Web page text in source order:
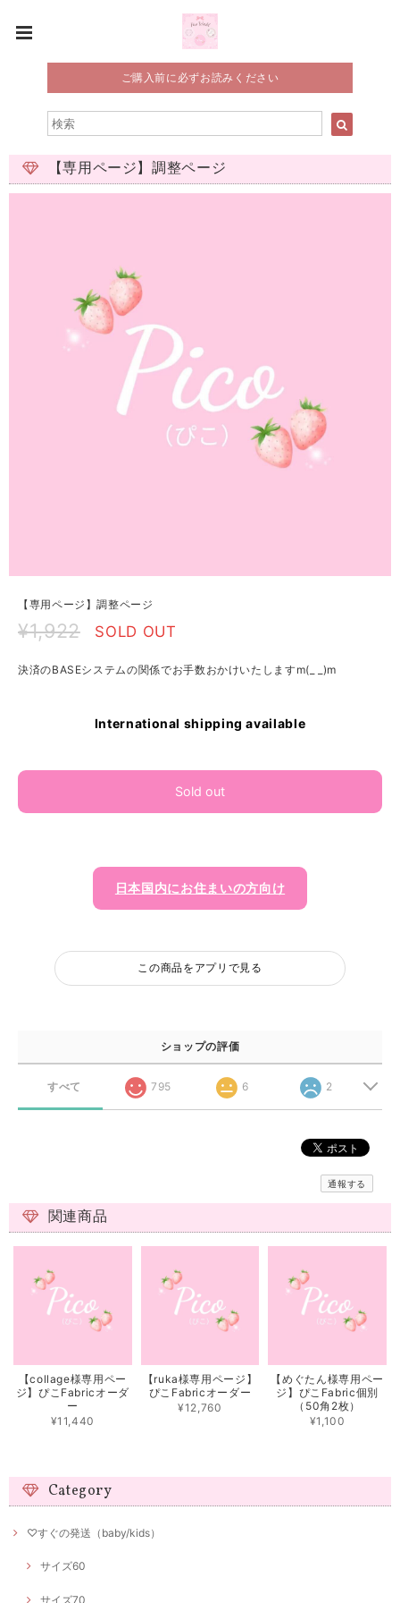
ご購入前に必ずお読みください
【専用ページ】調整ページ
【専用ページ】調整ページ
¥1,922 SOLD OUT
決済のBASEシステムの関係でお手数おかけいたしますm(_ _)m
International shipping available
Sold out
日本国内にお住まいの方向け
この商品をアプリで見る
ショップの評価
すべて 795 6 2
通報する
関連商品
【collage様専用ペー
ジ】ぴこFabricオーダ
ー
¥11,440
【ruka様専用ページ】
ぴこFabricオーダー
¥12,760
【めぐたん様専用ペー
ジ】ぴこFabric個別
（50角2枚）
¥1,100
Category
♡すぐの発送（baby/kids）
サイズ60
サイズ70